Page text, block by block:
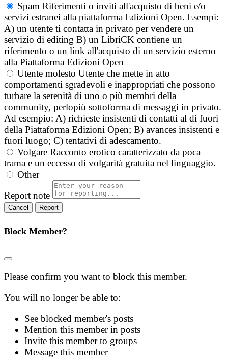
Spam Riferimenti o inviti all'acquisto di beni e/o
servizi estranei alla piattaforma Edizioni Open. Esempi:
A) un utente ti contatta in privato per vendere un
servizio di editing B) un LibriCK contiene un
riferimento o un link all'acquisto di un servizio esterno
alla Piattaforma Edizioni Open
Utente molesto Utente che mette in atto
comportamenti sgradevoli e inappropriati che possono
turbare la serenità di uno o più membri della
community, perlopiù sottoforma di messaggi in privato.
Ad esempio: A) richieste insistenti di contatti al di fuori
della Piattaforma Edizioni Open; B) avances insistenti e
fuori luogo; C) tentativi di adescamento.
Volgare Racconto erotico caratterizzato da poca
trama e un eccesso di volgarità gratuita nel linguaggio.
Other
Report note
Report
Block Member?
Please confirm you want to block this member.
You will no longer be able to:
See blocked member's posts
Mention this member in posts
Invite this member to groups
Message this member